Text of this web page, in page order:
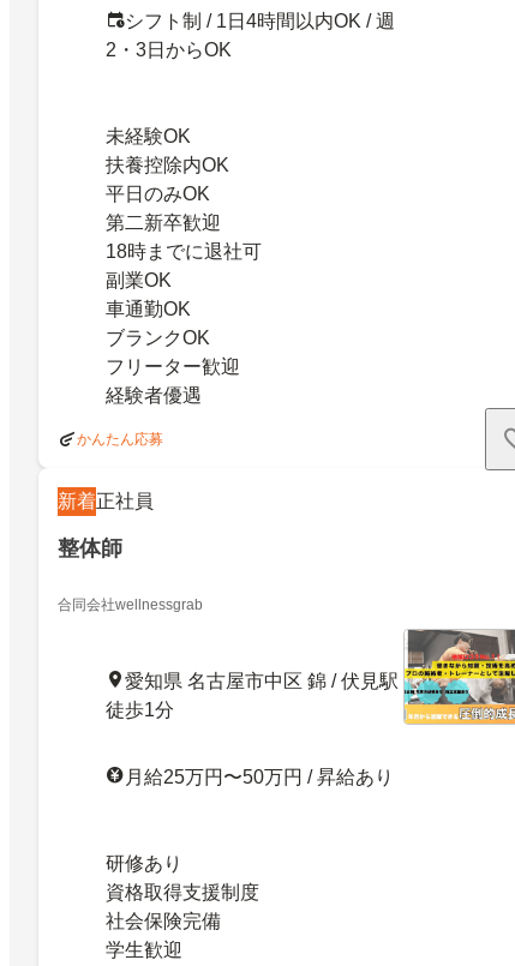
シフト制 / 1日4時間以内OK / 週
2・3日からOK
未経験OK
扶養控除内OK
平日のみOK
第二新卒歓迎
18時までに退社可
副業OK
車通勤OK
ブランクOK
フリーター歓迎
経験者優遇
かんたん応募
新着正社員
整体師
合同会社wellnessgrab
愛知県 名古屋市中区 錦 / 伏見駅
徒歩1分
月給25万円〜50万円 / 昇給あり
研修あり
資格取得支援制度
社会保険完備
学生歓迎